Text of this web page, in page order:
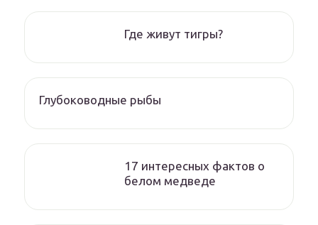
Где живут тигры?
Глубоководные рыбы
17 интересных фактов о
белом медведе